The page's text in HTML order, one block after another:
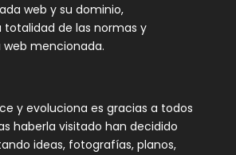
web y su dominio,
totalidad de las normas y
mencionada.
y evoluciona es gracias a todos
haberla visitado han decidido
ideas, fotografías, planos,